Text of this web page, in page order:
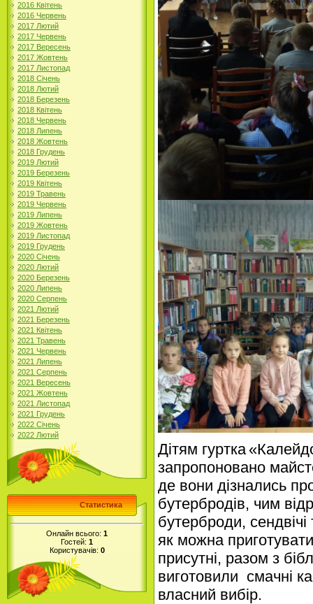
2016 Квітень
2016 Червень
2017 Лютий
2017 Червень
2017 Вересень
2017 Жовтень
2017 Листопад
2018 Січень
2018 Лютий
2018 Березень
2018 Квітень
2018 Червень
2018 Липень
2018 Жовтень
2018 Грудень
2019 Лютий
2019 Березень
2019 Квітень
2019 Травень
2019 Червень
2019 Липень
2019 Жовтень
2019 Листопад
2019 Грудень
2020 Січень
2020 Лютий
2020 Березень
2020 Липень
2020 Серпень
2021 Лютий
2021 Березень
2021 Квітень
2021 Травень
2021 Червень
2021 Липень
2021 Серпень
2021 Вересень
2021 Жовтень
2021 Листопад
2021 Грудень
2022 Січень
2022 Лютий
Статистика
Онлайн всього: 1
Гостей: 1
Користувачів: 0
Дітям гуртка
запропоновано
де вони дізнались
бутербродів, чим
бутерброди,
як можна
присутні, разом з
виготовили смачні
власний вибір.